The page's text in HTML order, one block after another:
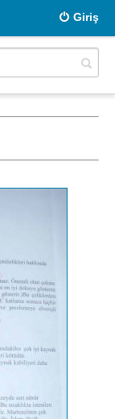
Giriş